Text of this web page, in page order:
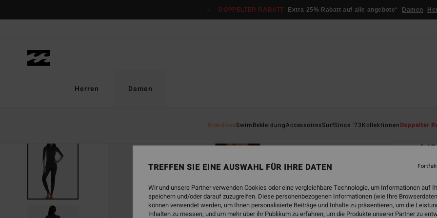
DOPPELTER RABATT Extra 25% Rabatt auf alle angebote* Damen
Herren Damen
BrandneuSwimBekleidungAccessoiresSurfSince '73KollektionenDoppelter
4/
ECO-
€
€
TREFFEN SIE EINE AUSWAHL FÜR IHRE DATEN
Wir und unsere Partner verwenden Cookies oder eine vergleichbare Technologie, um Informationen auf
speichern und/oder darauf zuzugreifen. Diese personenbezogenen Informationen (wie Ihre
können verwendet werden, um Ihnen personalisierte Beiträge und Inhalte zu präsentieren, um die
Inhalten zu messen, und um mehr über ihr Publikum zu erfahren, um die Produkte unserer Partner zu